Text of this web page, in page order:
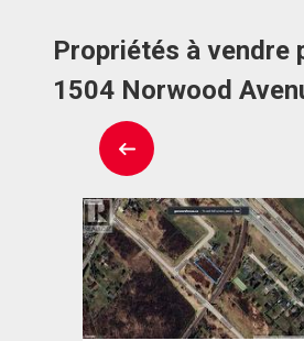
Propriétés à vendre
1504 Norwood